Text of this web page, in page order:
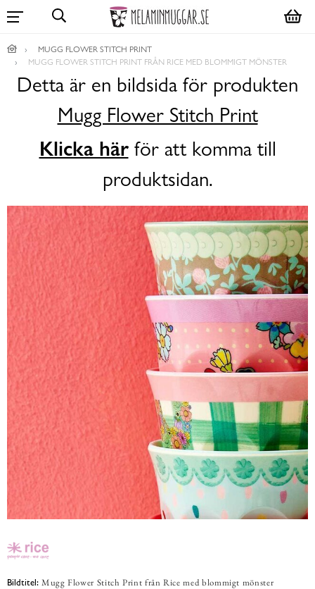
MUGG FLOWER STITCH PRINT
MUGG FLOWER STITCH PRINT FRÅN RICE MED BLOMMIGT MÖNSTER
Detta är en bildsida för produkten
Mugg Flower Stitch Print
Klicka härför att komma till
produktsidan.
Bildtitel: Mugg Flower Stitch Print från Rice med blommigt mönster